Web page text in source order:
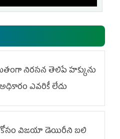
నిరసన తెలిపే హక్కును
ఎవరికీ లేదు
విజయా డెయిరీని బలి